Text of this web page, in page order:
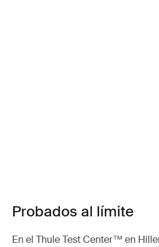
Probados al límite
En el Thule Test Center™ en